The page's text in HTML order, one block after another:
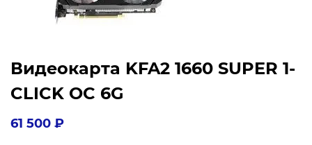
Видеокарта KFA2 1660 SUPER 1-
CLICK OC 6G
61 500 ₽